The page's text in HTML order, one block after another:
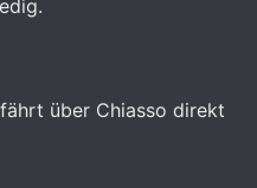
über Chiasso direkt